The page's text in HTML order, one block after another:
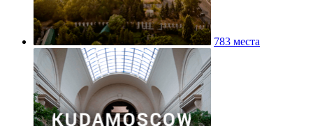
783 места